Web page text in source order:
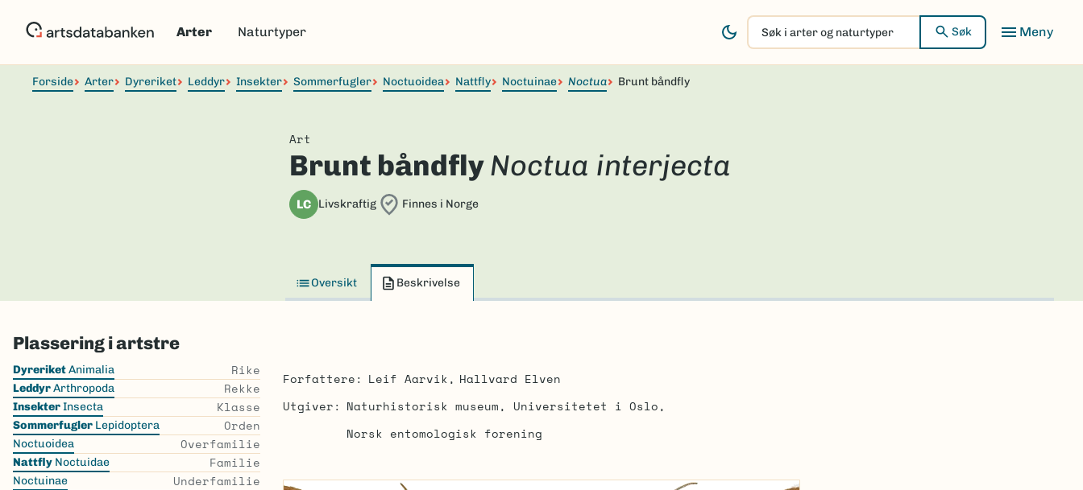
Arter Naturtyper
Søk
i
arter
Søk
Forside Arter Dyreriket Leddyr Insekter Sommerfugler Noctuoidea Nattfly Noctuinae Noctua Brunt båndfly
Art
Brunt båndflyNoctua interjecta
LC Livskraftig Finnes i Norge
Oversikt Beskrivelse
Plassering i artstre
Skip
the
list
DyreriketAnimalia Rike
LeddyrArthropoda Rekke
InsekterInsecta Klasse
Sommerfugler Lepidoptera Orden
Noctuoidea Overfamilie
Nattfly Noctuidae Familie
Noctuinae Underfamilie
Forfattere Leif Aarvik
Hallvard Elven
Utgiver
Naturhistorisk museum, Universitetet i Oslo
Norsk entomologisk forening